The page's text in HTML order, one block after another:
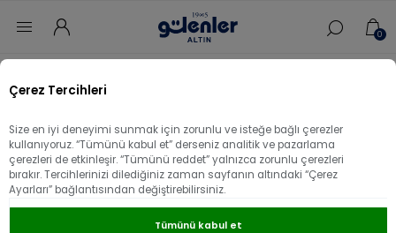
Çerez Tercihleri
Size en iyi deneyimi sunmak için zorunlu ve isteğe bağlı çerezler
kullanıyoruz. “Tümünü kabul et” derseniz analitik ve pazarlama
çerezleri de etkinleşir. “Tümünü reddet” yalnızca zorunlu çerezleri
bırakır. Tercihlerinizi dilediğiniz zaman sayfanın altındaki “Çerez
Ayarları” bağlantısından değiştirebilirsiniz.
Tümünü kabul et
0
22 Ayar Altın Kalemli Dorikalı Tasarım Yüzük
22 Ayar Altın Kalemli Dorikalı Tasarım
Yüzük